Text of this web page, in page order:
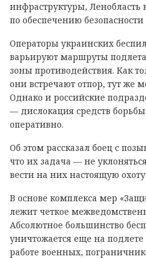
инфраструктуры, Ленобласть
по обеспечению
Операторы украинских
варьируют маршруты
зоны противодействия. Как
они встречают отпор, тут же
Однако и российские
— дислокация средств борьбы
оперативно.
Об этом рассказал боец с
что их задача — не
вести на них настоящую охоту.
В основе комплекса мер
лежит четкое
Абсолютное большинство
уничтожается еще на
работе военных,